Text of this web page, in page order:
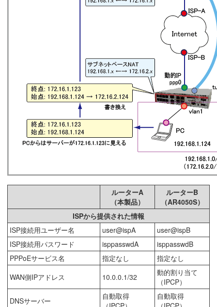
ルーターA
（本製品）
ルーターB
（AR4050S）
ISPから提供された情報
ISP接続用ユーザー名
user@ispA
user@ispB
ISP接続用パスワード
isppasswdA
isppasswdB
PPPoEサービス名
指定なし
指定なし
WAN側IPアドレス
10.0.0.1/32
動的割り当て
（IPCP）
DNSサーバー
自動取得
自動取得